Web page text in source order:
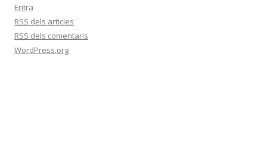
Entra
RSS dels articles
RSS dels comentaris
WordPress.org